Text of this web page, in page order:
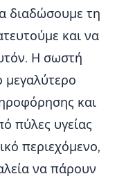
διαδώσουμε τη
και να
Η σωστή
μεγαλύτερο
και
πύλες υγείας
περιεχόμενο,
να πάρουν